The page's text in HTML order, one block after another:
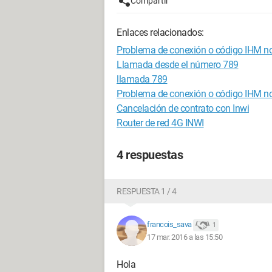
Enlaces relacionados:
Problema de conexión o código IHM
Llamada desde el número 789
llamada 789
Problema de conexión o código IHM
Cancelación de contrato con Inwi
Router de red 4G INWI
4 respuestas
RESPUESTA 1 / 4
francois_sava 1
17 mar. 2016 a las 15:50
Hola